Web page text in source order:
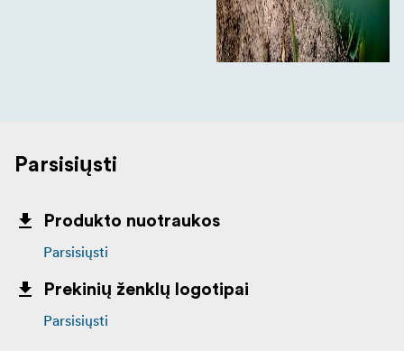
Parsisiųsti
Produkto nuotraukos
Parsisiųsti
Prekinių ženklų logotipai
Parsisiųsti